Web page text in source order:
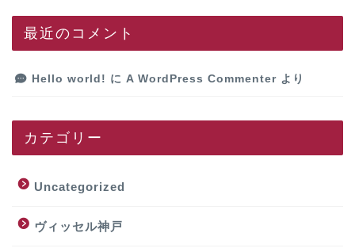
最近のコメント
Hello world! に A WordPress Commenter より
カテゴリー
Uncategorized
ヴィッセル神戸